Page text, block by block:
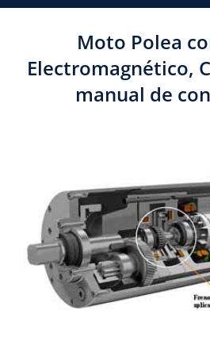
Moto Polea
Electromagnético,
manual de